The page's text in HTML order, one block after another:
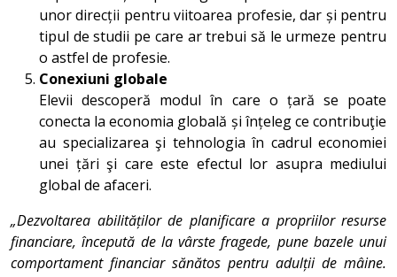
unor direcții pentru viitoarea profesie, dar și pentru
tipul de studii pe care ar trebui să le urmeze pentru
o astfel de profesie.
Conexiuni globale
Elevii descoperă modul în care o țară se poate
conecta la economia globală și înțeleg ce contribuţie
au specializarea şi tehnologia în cadrul economiei
unei țări şi care este efectul lor asupra mediului
global de afaceri.
„Dezvoltarea abilităților de planificare a propriilor resurse
financiare, începută de la vârste fragede, pune bazele unui
comportament financiar sănătos pentru adulții de mâine.